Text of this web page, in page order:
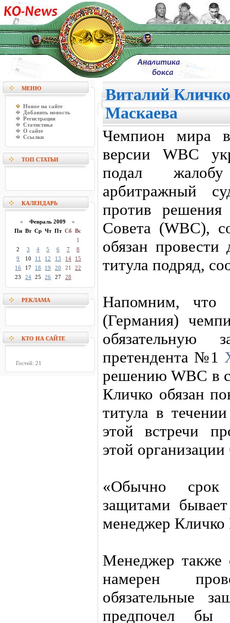
МЕНЮ
Новое на сайте
Добавить новость
Регистрация
Статистика
О сайте
Ссылки
ТОП СТАТЬИ
КАЛЕНДАРЬ
« Февраль 2009»
Пн Вт Ср Чт Пт Сб Вс
1
2
3 4 5 6 7
8
9
10 11 12 13 14
15
16
17 18 19 20 21
22
23
24 25 26 27 28
РЕКЛАМА
КТО НА САЙТЕ
Гостей: 21
Виталий Кличко
Маскаева
Чемпион мира
версии WBC
подал
арбитражный
против решения
Совета (WBC),
обязан провести
титула подряд,
Напомним, что
(Германия)
обязательную
претендента №1
решению WBC в
Кличко обязан
титула в
этой встречи
этой организации
«Обычно срок
защитами
менеджер Кличко
Менеджер также
намерен
обязательные
предпочел бы